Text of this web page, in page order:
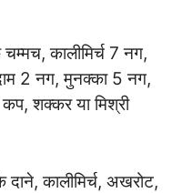
कालीमिर्च 7 नग,
2 नग, मुनक्का 5 नग,
शक्कर या मिश्री
कालीमिर्च, अखरोट,